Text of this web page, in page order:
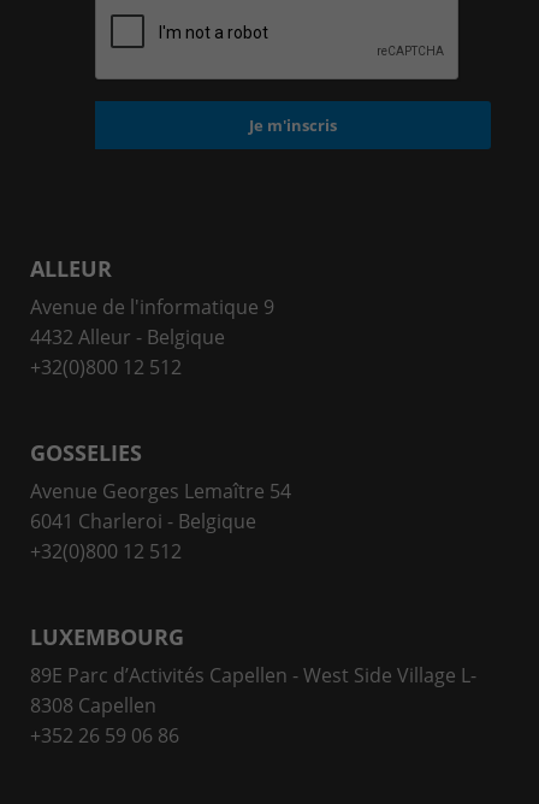
ALLEUR
Avenue de l'informatique 9
4432 Alleur - Belgique
+32(0)800 12 512
GOSSELIES
Avenue Georges Lemaître 54
6041 Charleroi - Belgique
+32(0)800 12 512
LUXEMBOURG
89E Parc d’Activités Capellen - West Side Village L-
8308 Capellen
+352 26 59 06 86